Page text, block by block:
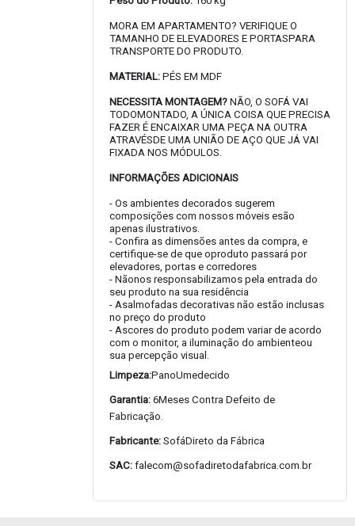
MORA EM APARTAMENTO? VERIFIQUE O
TAMANHO DE ELEVADORES E PORTASPARA
TRANSPORTE DO PRODUTO.
MATERIAL: PÉS EM MDF
NECESSITA MONTAGEM? NÃO, O SOFÁ VAI
TODOMONTADO, A ÚNICA COISA QUE PRECISA
FAZER É ENCAIXAR UMA PEÇA NA OUTRA
ATRAVÉSDE UMA UNIÃO DE AÇO QUE JÁ VAI
FIXADA NOS MÓDULOS.
INFORMAÇÕES ADICIONAIS
- Os ambientes decorados sugerem
composições com nossos móveis esão
apenas ilustrativos.
- Confira as dimensões antes da compra, e
certifique-se de que oproduto passará por
elevadores, portas e corredores
- Nãonos responsabilizamos pela entrada do
seu produto na sua residência
- Asalmofadas decorativas não estão inclusas
no preço do produto
- Ascores do produto podem variar de acordo
com o monitor, a iluminação do ambienteou
sua percepção visual.
Limpeza:PanoUmedecido
Garantia: 6Meses Contra Defeito de
Fabricação.
Fabricante: SofáDireto da Fábrica
SAC: falecom@sofadiretodafabrica.com.br